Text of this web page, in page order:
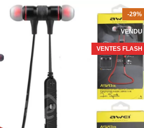
-29%
VENDU
VENTES FLASH